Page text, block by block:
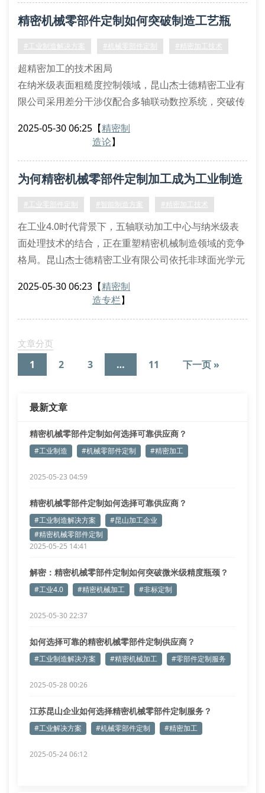
我们的加工系统采用多物理场耦合仿真模型，涵盖切削
力波动谱分析、刀具磨损预测模型、材料晶格定向优化
精密机械零部件定制如何突破制造工艺瓶
颈？
#工业制造解决方案 #机械零部件定制 #精密加工技术
超精密加工的技术困局
在纳米级表面粗糙度控制领域，昆山杰士德精密工业有
限公司采用差分干涉仪配合多轴联动数控系统，突破传
（hip）与电化学复合加工（ecm）的协同应用，成功
定位基座制造。
材料科学在定制加工中的创新应用
2025-05-30 06:25 【精密制
造论】
为何精密机械零部件定制加工成为工业制造
核心环节？
#工业零部件定制 #智能制造方案 #精密加工技术
在工业4.0时代背景下，五轴联动加工中心与纳米级表
面处理技术的结合，正在重塑精密机械制造领域的竞争
格局。昆山杰士德精密工业有限公司依托非球面光学元
工精度控制在±1μm范围内，这项突破性进展为复杂工
况下的设备性能提升提供了关键技术支撑。
材料相变控制技术：通过热等静压烧结工艺消除金属内
部残余应力
微观几何公差补偿：应用
2025-05-30 06:23 【精密制
造专栏】
文章分页
1 2 3 … 11 下一页 »
最新文章
精密机械零部件定制如何选择可靠供应商？
#工业制造 #机械零部件定制 #精密加工
2025-05-23 04:59
精密机械零部件定制如何选择可靠供应商？
#工业制造解决方案
#昆山加工企业
#精密机械零部件定制
2025-05-25 14:41
解密：精密机械零部件定制如何突破微米级精度瓶颈？
#工业4.0 #精密机械加工 #非标定制
2025-05-30 22:37
如何选择可靠的精密机械零部件定制供应商？
#工业制造解决方案 #精密机械加工 #零部件定制服务
2025-05-28 00:26
江苏昆山企业如何选择精密机械零部件定制服务？
#工业解决方案 #机械零部件定制 #精密加工
2025-05-24 06:12